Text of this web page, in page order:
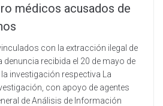
médicos acusados de
con la extracción ilegal de
denuncia recibida el 20 de mayo de
investigación respectiva La
con apoyo de agentes
de Análisis de Información